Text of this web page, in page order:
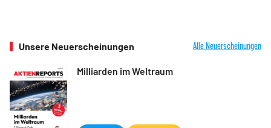
Unsere Neuerscheinungen Alle Neuerscheinungen
Milliarden im Weltraum